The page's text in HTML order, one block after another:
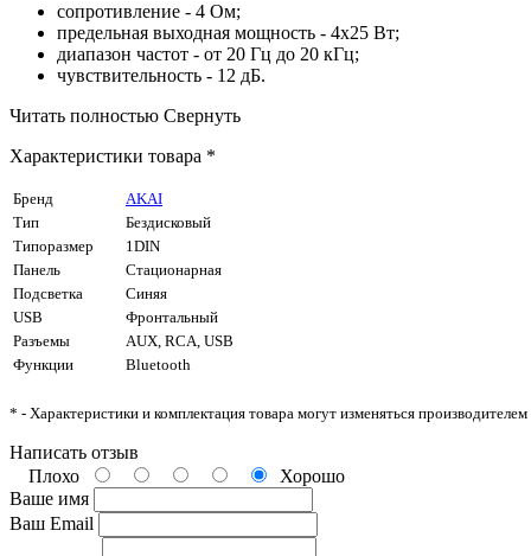
сопротивление - 4 Ом;
предельная выходная мощность - 4х25 Вт;
диапазон частот - от 20 Гц до 20 кГц;
чувствительность - 12 дБ.
Читать полностью Свернуть
Характеристики товара *
Бренд
AKAI
Тип
Бездисковый
Типоразмер
1DIN
Панель
Стационарная
Подсветка
Синяя
USB
Фронтальный
Разъемы
AUX, RCA, USB
Функции
Bluetooth
* - Характеристики и комплектация товара могут изменяться
Написать отзыв
Плохо
Хорошо
Ваше имя
Ваш Email